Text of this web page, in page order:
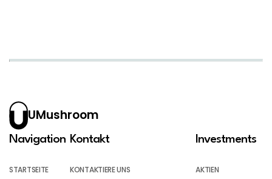
UMushroom
Navigation
STARTSEITE
Kontakt
KONTAKTIERE UNS
Investments
AKTIEN